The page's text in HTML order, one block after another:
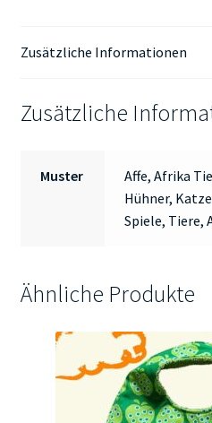
Zusätzliche Informationen
Zusätzliche
Muster
Affe, Afrika
Hühner,
Spiele, Tiere,
Ähnliche Produkte